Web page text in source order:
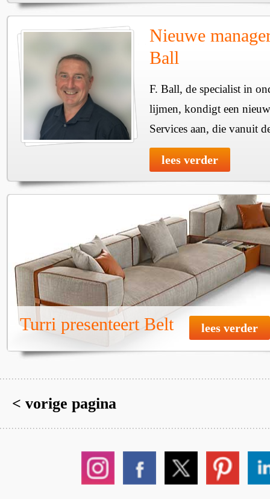
Nieuwe
Ball
F. Ball, de specialist in
lijmen, kondigt een
Services aan, die vanuit
lees verder
Turri presenteert Belt lees verder
< vorige pagina